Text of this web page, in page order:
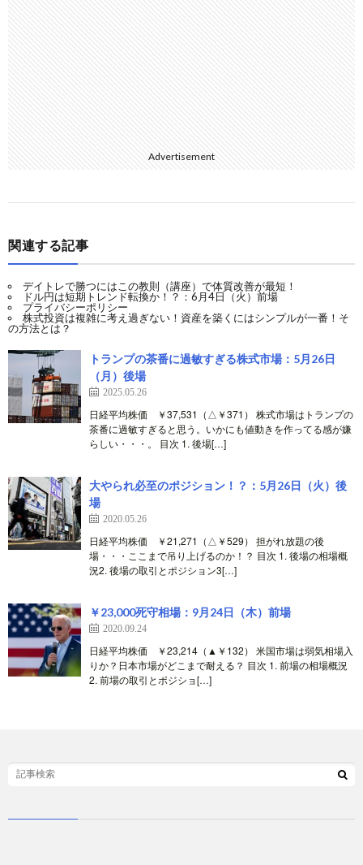
Advertisement
関連する記事
デイトレで勝つにはこの教則（講座）で体質改善が最短！
ドル円は短期トレンド転換か！？：6月4日（火）前場
プライバシーポリシー
株式投資は複雑に考え過ぎない！資産を築くにはシンプルが一番！そ
の方法とは？
トランプの茶番に過敏すぎる株式市場：5月26日
（月）後場
2025.05.26
日経平均株価 ￥37,531（△￥371） 株式市場はトランプの
茶番に過敏すぎると思う。いかにも値動きを作ってる感が嫌
らしい・・・。 目次 1. 後場[…]
大やられ必至のポジション！？：5月26日（火）後
場
2020.05.26
日経平均株価 ￥21,271（△￥529） 担がれ放題の後
場・・・ここまで吊り上げるのか！？ 目次 1. 後場の相場概
況2. 後場の取引とポジション3[…]
￥23,000死守相場：9月24日（木）前場
2020.09.24
日経平均株価 ￥23,214（▲￥132） 米国市場は弱気相場入
りか？日本市場がどこまで耐える？ 目次 1. 前場の相場概況
2. 前場の取引とポジショ[…]